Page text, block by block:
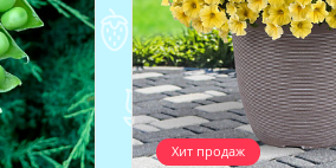
Хит продаж